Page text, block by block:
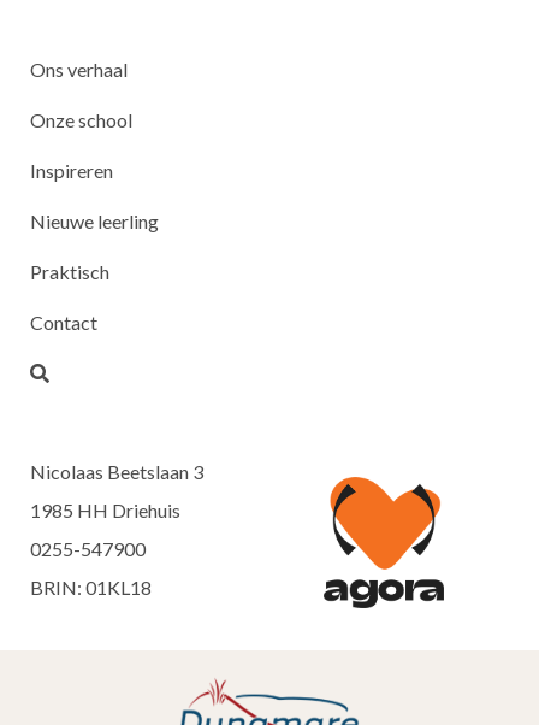
Ons verhaal
Onze school
Inspireren
Nieuwe leerling
Praktisch
Contact
Nicolaas Beetslaan 3
1985 HH Driehuis
0255-547900
BRIN: 01KL18